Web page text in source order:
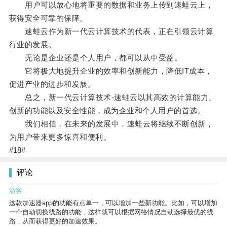
用户可以放心地将重要的数据和业务上传到速蛙云上，
获得安全可靠的保障。
速蛙云作为新一代云计算技术的代表，正在引领云计算
行业的发展。
无论是企业还是个人用户，都可以从中受益。
它将极大地提升企业的效率和创新能力，降低IT成本，
促进产业的进步和发展。
总之，新一代云计算技术-速蛙云以其高效的计算能力、
创新的功能以及安全性能，成为企业和个人用户的首选。
我们相信，在未来的发展中，速蛙云将继续不断创新，
为用户带来更多惊喜和便利。
#18#
评论
游客
这款加速器app的功能有点单一，可以增加一些新功能。比如，可以增加
一个自动切换线路的功能，这样就可以根据网络情况自动选择最优的线
路，从而获得更好的加速效果。